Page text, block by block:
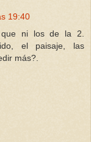
19:40
que ni los de la 2.
el paisaje, las
más?.